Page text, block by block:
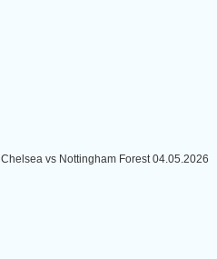
Chelsea vs Nottingham Forest 04.05.2026